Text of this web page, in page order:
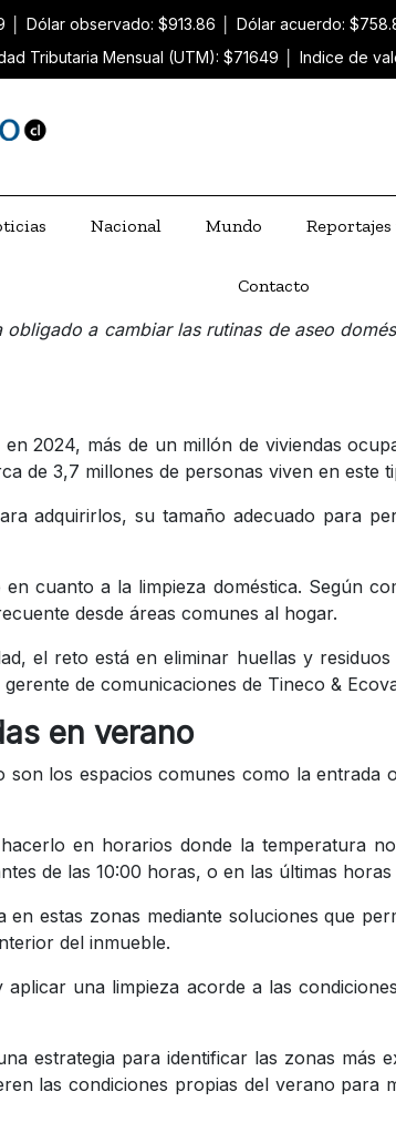
Dólar observado: $913.86 Dólar acuerdo:
Tributaria Mensual (UTM): $71649
Indice de
Nacional Mundo
Contacto
a cambiar las rutinas de aseo
2024, más de un millón de viviendas
de 3,7 millones de personas viven en este
adquirirlos, su tamaño adecuado para
cuanto a la limpieza doméstica. Según
desde áreas comunes al hogar.
el reto está en eliminar huellas y
de comunicaciones de Tineco &
en verano
los espacios comunes como la
en horarios donde la temperatura
de las 10:00 horas, o en las últimas
estas zonas mediante soluciones que
del inmueble.
una limpieza acorde a las
estrategia para identificar las zonas más
las condiciones propias del verano